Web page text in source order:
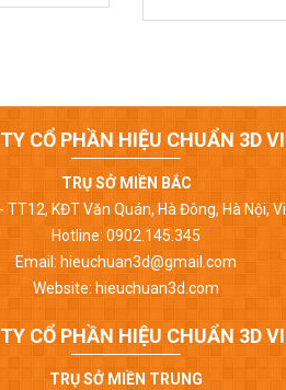
CỔ PHẦN HIỆU CHUẨN 3D
TRỤ SỞ MIỀN BẮC
TT12, KĐT Văn Quán, Hà Đông, Hà Nội,
Hotline: 0902.145.345
Email: hieuchuan3d@gmail.com
Website: hieuchuan3d.com
CỔ PHẦN HIỆU CHUẨN 3D
TRỤ SỞ MIỀN TRUNG